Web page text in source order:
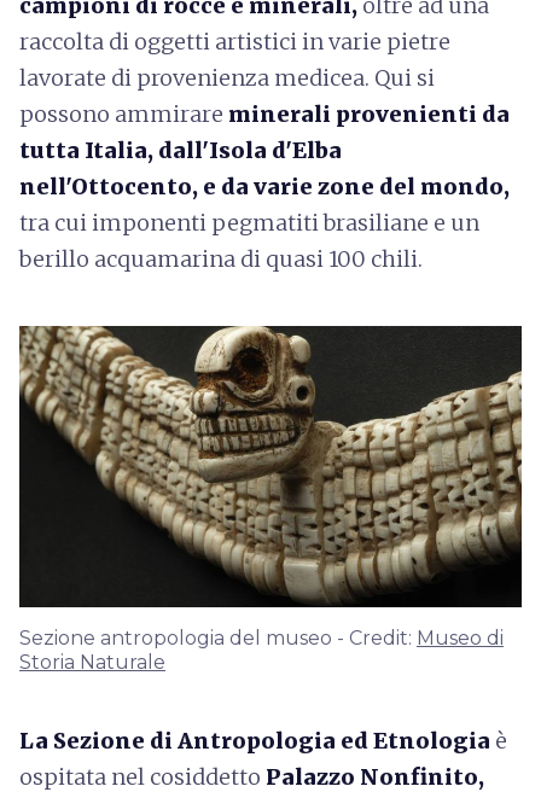
raccolta di oggetti artistici in varie pietre
lavorate di provenienza medicea. Qui si
possono ammirare minerali provenienti da
tutta Italia, dall'Isola d'Elba
nell'Ottocento, e da varie zone del mondo,
tra cui imponenti pegmatiti brasiliane e un
berillo acquamarina di quasi 100 chili.
Sezione antropologia del museo - Credit: Museo di
Storia Naturale
La Sezione di Antropologia ed Etnologia è
ospitata nel cosiddetto Palazzo Nonfinito,